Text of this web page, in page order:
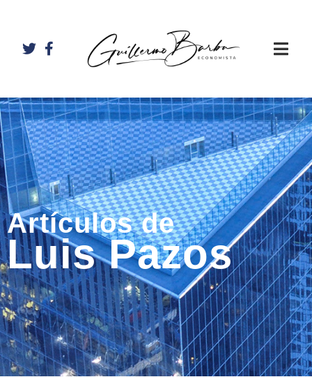
Artículos de
Luis Pazos